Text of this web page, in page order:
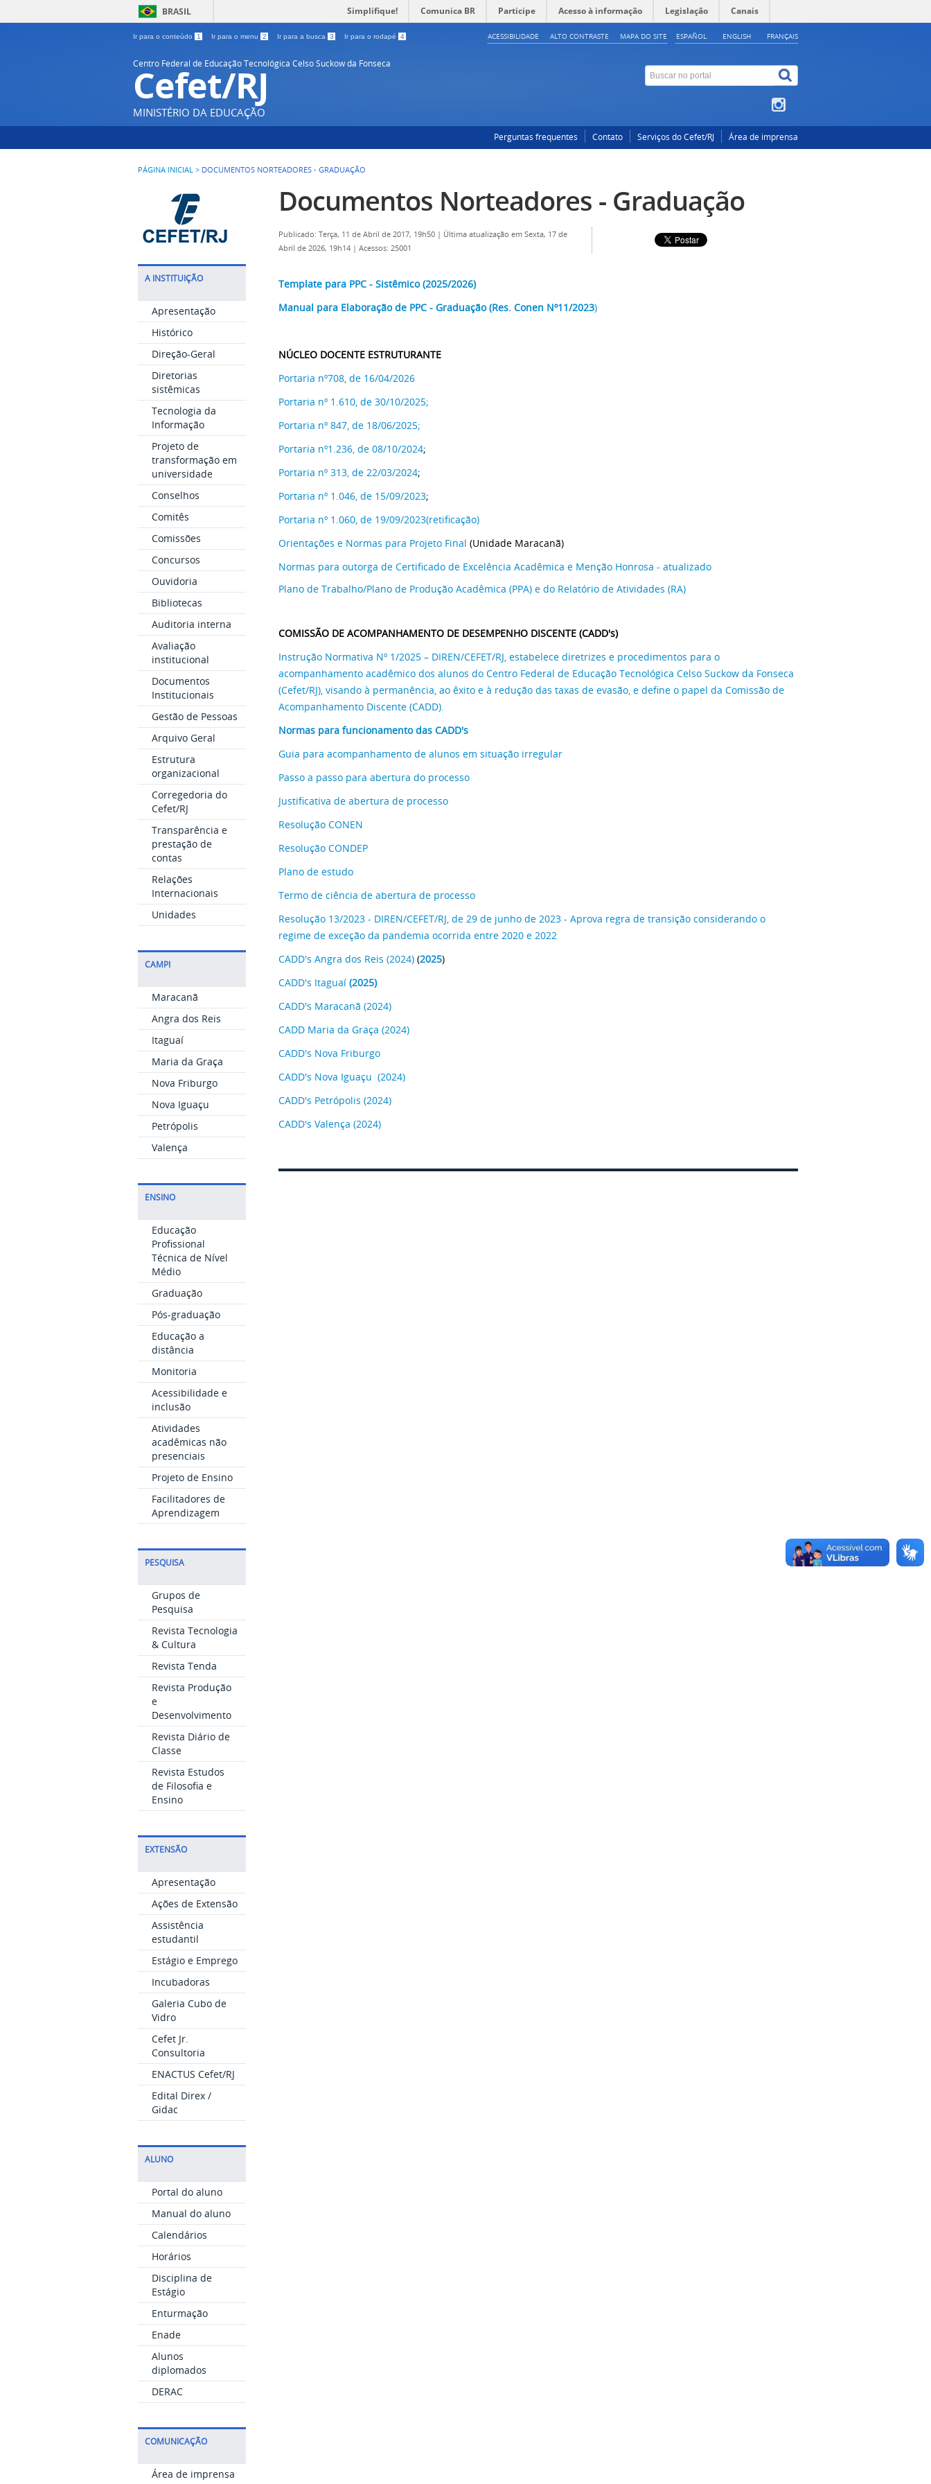
BRASIL Simplifique! Comunica BR Participe Acesso à informação Legislação Canais
Ir para o conteúdo 1 Ir para o menu 2 Ir para a busca 3 Ir para o rodapé 4 ESPAÑOL ENGLISH FRANÇAIS
ACESSIBILIDADE ALTO CONTRASTE MAPA DO SITE
Centro Federal de Educação Tecnológica Celso Suckow da Fonseca
Cefet/RJ
MINISTÉRIO DA EDUCAÇÃO
Perguntas frequentes Contato Serviços do Cefet/RJ Área de imprensa
PÁGINA INICIAL > DOCUMENTOS NORTEADORES - GRADUAÇÃO
A INSTITUIÇÃO
Apresentação
Histórico
Direção-Geral
Diretorias
sistêmicas
Tecnologia da
Informação
Projeto de
transformação em
universidade
Conselhos
Comitês
Comissões
Concursos
Ouvidoria
Bibliotecas
Auditoria interna
Avaliação
institucional
Documentos
Institucionais
Gestão de Pessoas
Arquivo Geral
Estrutura
organizacional
Corregedoria do
Cefet/RJ
Transparência e
prestação de
contas
Relações
Internacionais
Unidades
CAMPI
Maracanã
Angra dos Reis
Itaguaí
Maria da Graça
Nova Friburgo
Nova Iguaçu
Petrópolis
Valença
ENSINO
Educação
Profissional
Técnica de Nível
Médio
Graduação
Pós-graduação
Educação a
distância
Monitoria
Acessibilidade e
inclusão
Atividades
acadêmicas não
presenciais
Projeto de Ensino
Facilitadores de
Aprendizagem
PESQUISA
Grupos de
Pesquisa
Revista Tecnologia
& Cultura
Revista Tenda
Revista Produção
e
Desenvolvimento
Revista Diário de
Classe
Revista Estudos
de Filosofia e
Ensino
EXTENSÃO
Apresentação
Ações de Extensão
Assistência
estudantil
Estágio e Emprego
Incubadoras
Galeria Cubo de
Vidro
Cefet Jr.
Consultoria
ENACTUS Cefet/RJ
Edital Direx /
Gidac
ALUNO
Portal do aluno
Manual do aluno
Calendários
Horários
Disciplina de
Estágio
Enturmação
Enade
Alunos
diplomados
DERAC
COMUNICAÇÃO
Área de imprensa
Documentos Norteadores - Graduação
Publicado: Terça, 11 de Abril de 2017, 19h50 | Última atualização em Sexta, 17 de
Abril de 2026, 19h14 | Acessos: 25001
Template para PPC - Sistêmico (2025/2026)
Manual para Elaboração de PPC - Graduação (Res. Conen Nº11/2023)
NÚCLEO DOCENTE ESTRUTURANTE
Portaria nº708, de 16/04/2026
Portaria nº 1.610, de 30/10/2025;
Portaria nº 847, de 18/06/2025;
Portaria nº1.236, de 08/10/2024;
Portaria nº 313, de 22/03/2024;
Portaria nº 1.046, de 15/09/2023;
Portaria nº 1.060, de 19/09/2023(retificação)
Orientações e Normas para Projeto Final (Unidade Maracanã)
Normas para outorga de Certificado de Excelência Acadêmica e Menção Honrosa - atualizado
Plano de Trabalho/Plano de Produção Acadêmica (PPA) e do Relatório de Atividades (RA)
COMISSÃO DE ACOMPANHAMENTO DE DESEMPENHO DISCENTE (CADD's)
Instrução Normativa Nº 1/2025 – DIREN/CEFET/RJ, estabelece diretrizes e procedimentos para o
acompanhamento acadêmico dos alunos do Centro Federal de Educação Tecnológica Celso Suckow da Fonseca
(Cefet/RJ), visando à permanência, ao êxito e à redução das taxas de evasão, e define o papel da Comissão de
Acompanhamento Discente (CADD).
Normas para funcionamento das CADD's
Guia para acompanhamento de alunos em situação irregular
Passo a passo para abertura do processo
Justificativa de abertura de processo
Resolução CONEN
Resolução CONDEP
Plano de estudo
Termo de ciência de abertura de processo
Resolução 13/2023 - DIREN/CEFET/RJ, de 29 de junho de 2023 - Aprova regra de transição considerando o
regime de exceção da pandemia ocorrida entre 2020 e 2022
CADD's Angra dos Reis (2024) (2025)
CADD's Itaguaí (2025)
CADD's Maracanã (2024)
CADD Maria da Graça (2024)
CADD's Nova Friburgo
CADD's Nova Iguaçu (2024)
CADD's Petrópolis (2024)
CADD's Valença (2024)